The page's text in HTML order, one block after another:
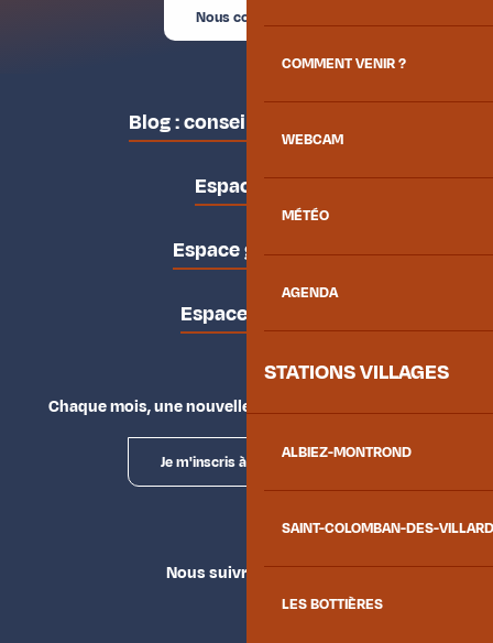
COMMENT VENIR ?
WEBCAM
MÉTÉO
AGENDA
STATIONS VILLAGES
ALBIEZ-MONTROND
SAINT-COLOMBAN-DES-
LES BOTTIÈRES
Nous contacter
Blog : conseils des locaux
Espace pro
Espace groupes
Espace presse
Chaque mois, une nouvelle façon d'explorer la vallée.
Je m'inscris à la newsletter
Nous suivre